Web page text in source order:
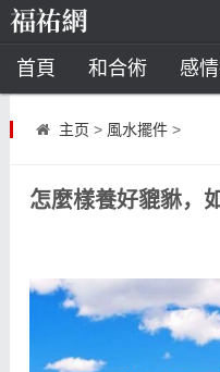
首頁 和合術 感
道教法事
星座
白羊座 水瓶
主页 > 風水擺件>
怎麼樣養好貔貅，